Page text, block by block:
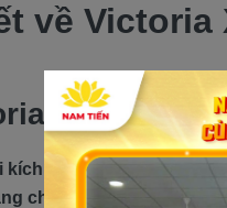
về Victoria
Xe máy
thước
chảnh mà thời